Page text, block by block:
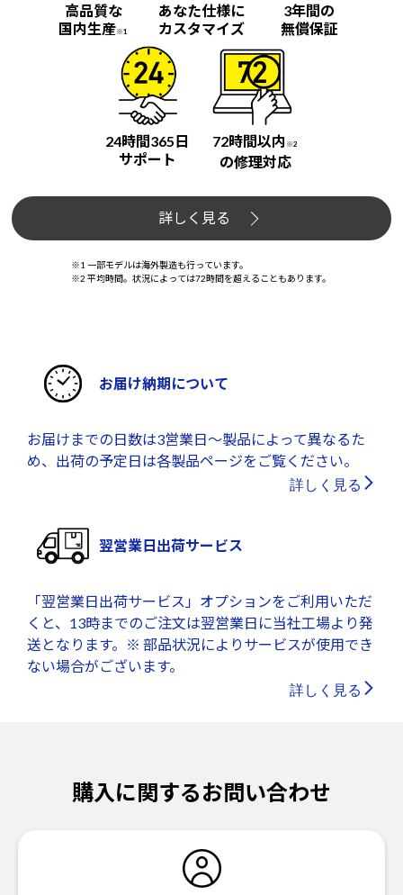
高品質な
国内生産※1
あなた仕様に
カスタマイズ
3年間の
無償保証
24時間365日
サポート
72時間以内 ※2
の修理対応
詳しく見る
※1 一部モデルは海外製造も行っています。
※2 平均時間。状況によっては72時間を超えることもあります。
お届け納期について
お届けまでの日数は3営業日～製品によって異なるた
め、出荷の予定日は各製品ページをご覧ください。
詳しく見る
翌営業日出荷サービス
「翌営業日出荷サービス」オプションをご利用いただ
くと、13時までのご注文は翌営業日に当社工場より発
送となります。※ 部品状況によりサービスが使用でき
ない場合がございます。
詳しく見る
購入に関するお問い合わせ